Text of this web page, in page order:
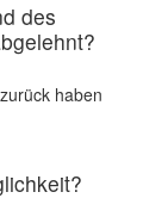
des
haben